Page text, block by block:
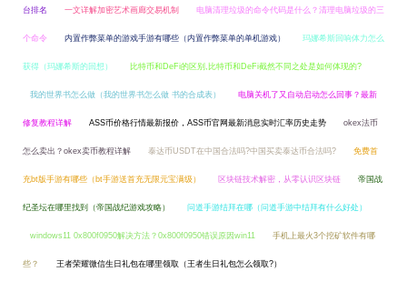
台排名 一文详解加密艺术画廊交易机制 电脑清理垃圾的命令代码是什么？清理电脑垃圾的三
个命令 内置作弊菜单的游戏手游有哪些（内置作弊菜单的单机游戏） 玛娜希斯回响体力怎么
获得（玛娜希斯的回想） 比特币和DeFi的区别,比特币和DeFi截然不同之处是如何体现的?
我的世界书怎么做（我的世界书怎么做 书的合成表） 电脑关机了又自动启动怎么回事？最新
修复教程详解 ASS币价格行情最新报价，ASS币官网最新消息实时汇率历史走势 okex法币
怎么卖出？okex卖币教程详解 泰达币USDT在中国合法吗?中国买卖泰达币合法吗? 免费首
充bt版手游有哪些（bt手游送首充无限元宝满级） 区块链技术解密，从零认识区块链 帝国战
纪圣坛在哪里找到（帝国战纪游戏攻略） 问道手游结拜在哪（问道手游中结拜有什么好处）
windows11 0x800f0950解决方法？0x800f0950错误原因win11 手机上最火3个挖矿软件有哪
些？ 王者荣耀微信生日礼包在哪里领取（王者生日礼包怎么领取?）